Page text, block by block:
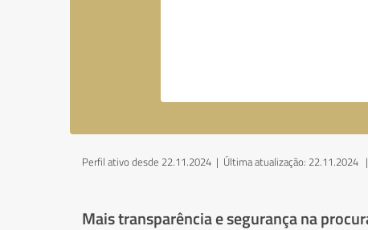
Perfil ativo desde 22.11.2024 | Última atualização: 22.11.2024 |
Mais transparência e segurança na